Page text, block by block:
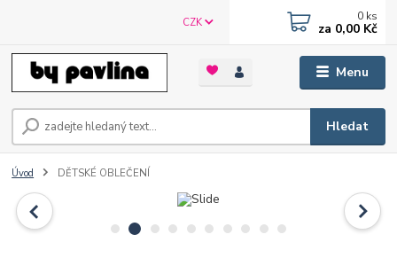
Menu
CZK
Hledat
0 ks
za 0,00 Kč
Úvod DĚTSKÉ OBLEČENÍ